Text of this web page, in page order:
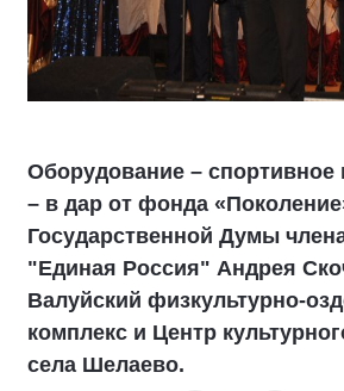
Оборудование – спортивное
– в дар от фонда
Государственной Думы
"Единая Россия" Андрея
Валуйский физкультурно-
комплекс и Центр
села Шелаево.